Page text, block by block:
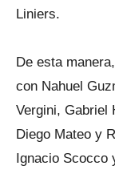
Liniers.
De esta
con Nahuel
Vergini, Gabriel
Diego Mateo y
Ignacio Scocco